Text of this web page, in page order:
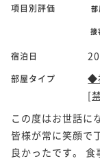
項目別評価 部
接
宿泊日
部屋タイプ
◆
[
この度はお世話に
皆様が常に笑顔で
良かったです。